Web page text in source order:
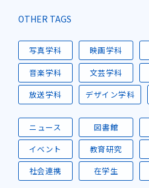
OTHER TAGS
写真学科 映画学科
音楽学科
文芸学科
放送学科
デザイン学科
ニュース 図書館
イベント
教育研究
社会連携
在学生